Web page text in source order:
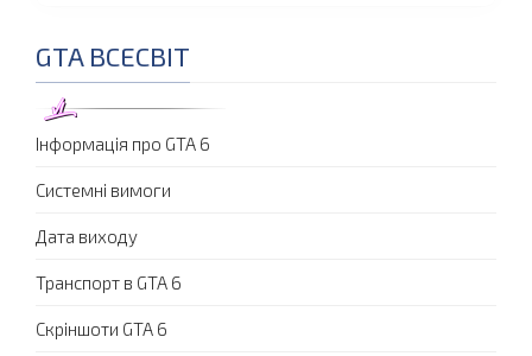
GTA ВСЕСВІТ
Інформація про GTA 6
Системні вимоги
Дата виходу
Транспорт в GTA 6
Скріншоти GTA 6